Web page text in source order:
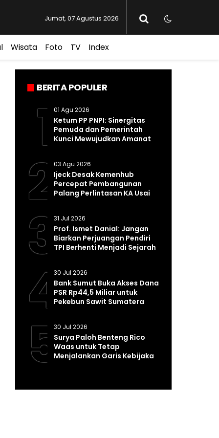
Jumat, 07 Agustus 2026
Wisata Foto TV Index
BERITA POPULER
101 Agu 2026
Ketum PP PNPI: Sinergitas
Pemuda dan Pemerintah
Kunci Mewujudkan Amanat
203 Agu 2026
Ijeck Desak Kemenhub
Percepat Pembangunan
Palang Perlintasan KA Usai
331 Jul 2026
Prof. Ismet Danial: Jangan
Biarkan Perjuangan Pendiri
TPI Berhenti Menjadi Sejarah
430 Jul 2026
Bank Sumut Buka Akses Dana
PSR Rp44,5 Miliar untuk
Pekebun Sawit Sumatera
530 Jul 2026
Surya Paloh Benteng Rico
Waas untuk Tetap
Menjalankan Garis Kebijakan